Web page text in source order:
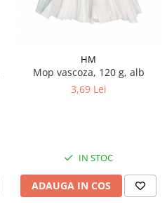
HM
Mop vascoza, 120 g, alb
3,69 Lei
IN STOC
ADAUGA IN COS